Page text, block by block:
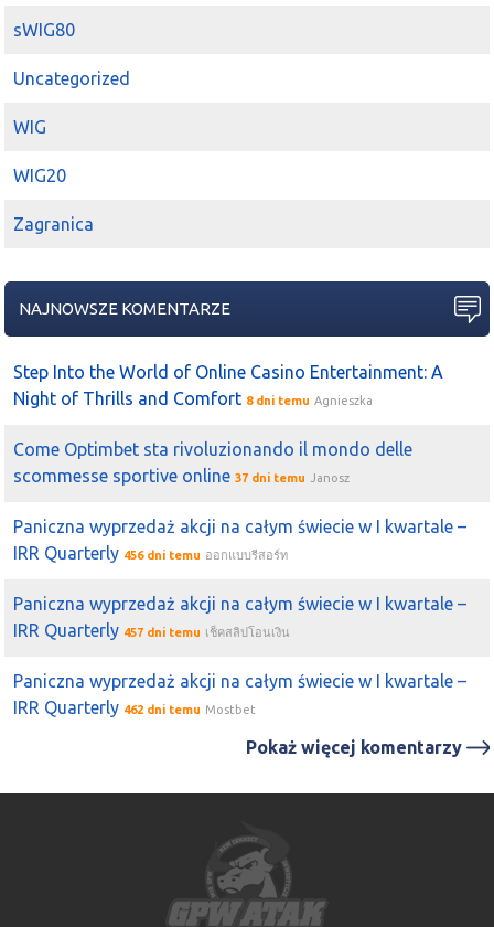
sWIG80
Uncategorized
WIG
WIG20
Zagranica
NAJNOWSZE KOMENTARZE
Step Into the World of Online Casino Entertainment: A
Night of Thrills and Comfort 8 dni temu Agnieszka
Come Optimbet sta rivoluzionando il mondo delle
scommesse sportive online 37 dni temu Janosz
Paniczna wyprzedaż akcji na całym świecie w I kwartale –
IRR Quarterly 456 dni temu ออกแบบรีสอร์ท
Paniczna wyprzedaż akcji na całym świecie w I kwartale –
IRR Quarterly 457 dni temu เช็คสลิปโอนเงิน
Paniczna wyprzedaż akcji na całym świecie w I kwartale –
IRR Quarterly 462 dni temu Mostbet
Pokaż więcej komentarzy